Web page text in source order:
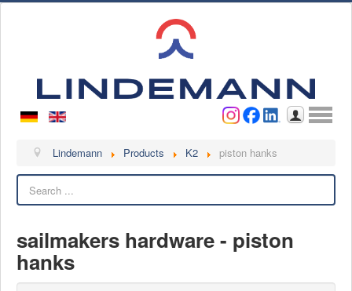
Username
Lindemann
Videos
Contact
Contact persons
Lindemann Products K2
piston hanks
sailmakers hardware - piston
hanks